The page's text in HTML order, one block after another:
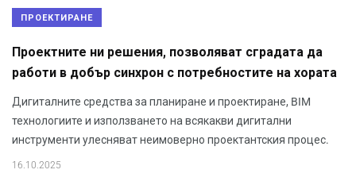
ПРОЕКТИРАНЕ
Проектните ни решения, позволяват сградата да
работи в добър синхрон с потребностите на хората
Дигиталните средства за планиране и проектиране, BIM
технологиите и използването на всякакви дигитални
инструменти улесняват неимоверно проектантския процес.
16.10.2025